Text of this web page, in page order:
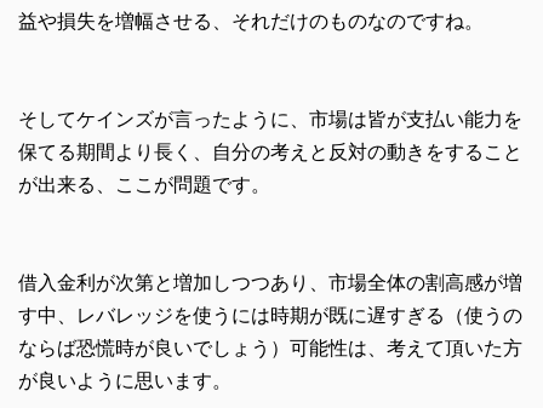
益や損失を増幅させる、それだけのものなのですね。
そしてケインズが言ったように、市場は皆が支払い能力を
保てる期間より長く、自分の考えと反対の動きをすること
が出来る、ここが問題です。
借入金利が次第と増加しつつあり、市場全体の割高感が増
す中、レバレッジを使うには時期が既に遅すぎる（使うの
ならば恐慌時が良いでしょう）可能性は、考えて頂いた方
が良いように思います。